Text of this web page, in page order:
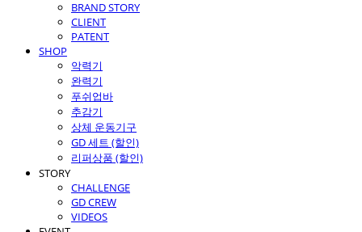
BRAND STORY
CLIENT
PATENT
SHOP
악력기
완력기
푸쉬업바
추감기
상체 운동기구
GD 세트 (할인)
리퍼상품 (할인)
STORY
CHALLENGE
GD CREW
VIDEOS